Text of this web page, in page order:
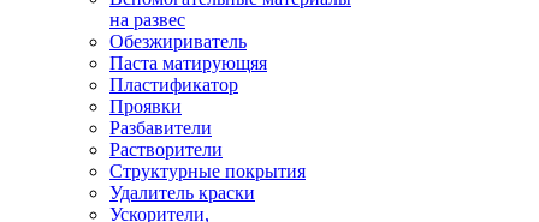
на развес
Обезжириватель
Паста матирующяя
Пластификатор
Проявки
Разбавители
Растворители
Структурные покрытия
Удалитель краски
Ускорители,